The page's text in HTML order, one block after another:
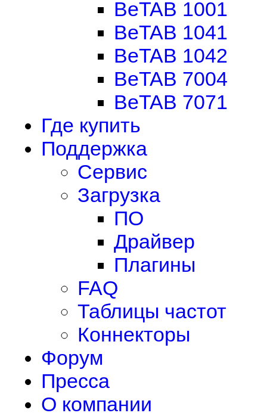
BeTAB 1001
BeTAB 1041
BeTAB 1042
BeTAB 7004
BeTAB 7071
Где купить
Поддержка
Сервис
Загрузка
ПО
Драйвер
Плагины
FAQ
Таблицы частот
Коннекторы
Форум
Пресса
О компании